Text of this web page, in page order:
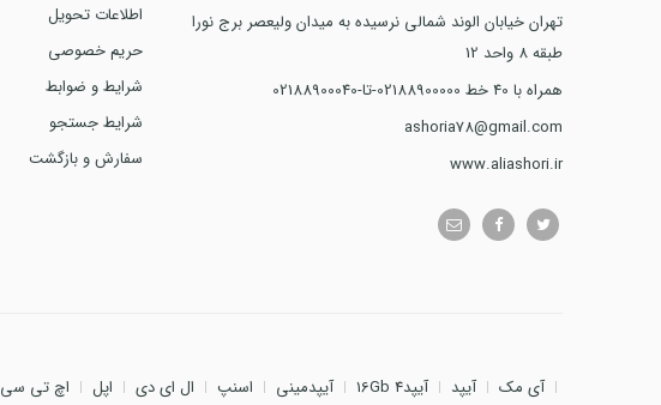
تهران خیابان الوند شمالی نرسیده به میدان ولیعصر برج نورا
طبقه 8 واحد 12
همراه با 40 خط 02188900000-تا-02188900040
ashoria78@gmail.com
www.aliashori.ir
اطلاعات تحویل
حریم خصوصی
شرایط و ضوابط
شرایط جستجو
سفارش و بازگشت
آی مک آیپد آیپد4 16Gb آیپدمینی اسنپ ال ای دی اپل اچ تی سی